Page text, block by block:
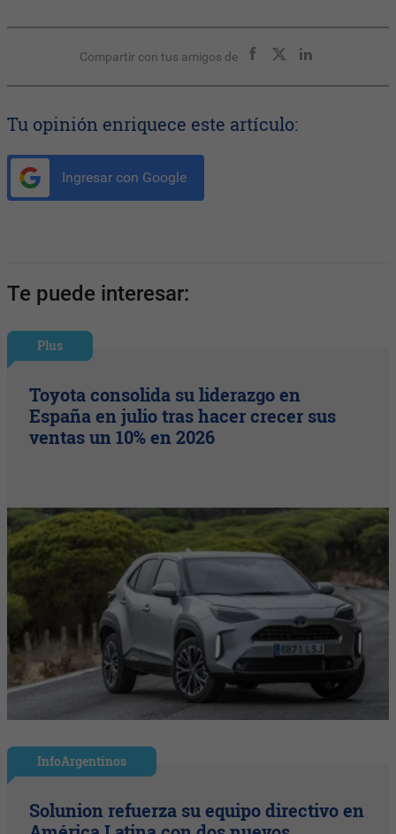
Compartir con tus amigos de
Tu opinión enriquece este artículo:
Ingresar con Google
Te puede interesar:
Plus
Toyota consolida su liderazgo en
España en julio tras hacer crecer sus
ventas un 10% en 2026
InfoArgentinos
Solunion refuerza su equipo directivo en